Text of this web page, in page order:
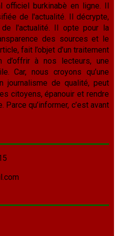
officiel burkinabè en ligne. Il
de l'actualité. Il décrypte,
l'actualité. Il opte pour la
des sources et le
fait l’objet d’un traitement
d’offrir à nos lecteurs, une
Car, nous croyons qu’une
journalisme de qualité, peut
citoyens, épanouir et rendre
qu’informer, c’est avant